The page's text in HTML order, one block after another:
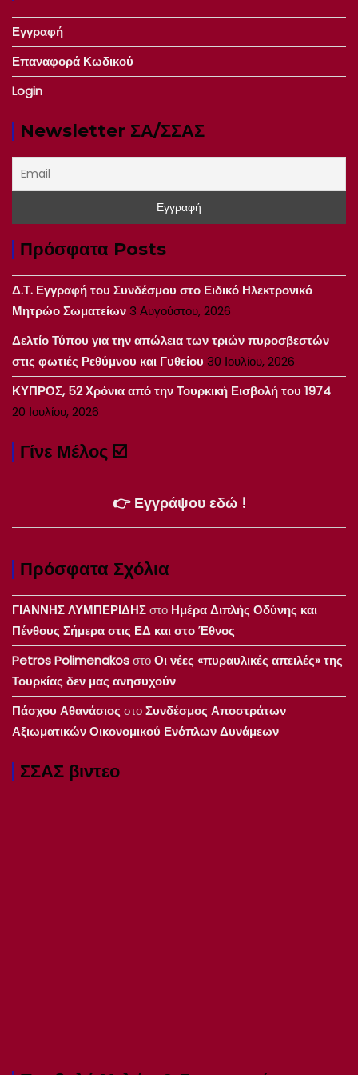
Εγγραφή
Επαναφορά Κωδικού
Login
Newsletter ΣΑ/ΣΣΑΣ
Πρόσφατα Posts
Δ.Τ. Εγγραφή του Συνδέσμου στο Ειδικό Ηλεκτρονικό
Μητρώο Σωματείων3 Αυγούστου, 2026
Δελτίο Τύπου για την απώλεια των τριών πυροσβεστών
στις φωτιές Ρεθύμνου και Γυθείου 30 Ιουλίου, 2026
ΚΥΠΡΟΣ, 52 Χρόνια από την Τουρκική Εισβολή του 1974
20 Ιουλίου, 2026
Γίνε Μέλος ☑️
👉 Εγγράψου εδώ !
Πρόσφατα Σχόλια
ΓΙΑΝΝΗΣ ΛΥΜΠΕΡΙΔΗΣστο Ημέρα Διπλής Οδύνης και
Πένθους Σήμερα στις ΕΔ και στο Έθνος
Petros PolimenakosστοΟι νέες «πυραυλικές απειλές» της
Τουρκίας δεν μας ανησυχούν
Πάσχου Αθανάσιος στοΣυνδέσμος Αποστράτων
Αξιωματικών Οικονομικού Ενόπλων Δυνάμεων
ΣΣΑΣ βιντεο